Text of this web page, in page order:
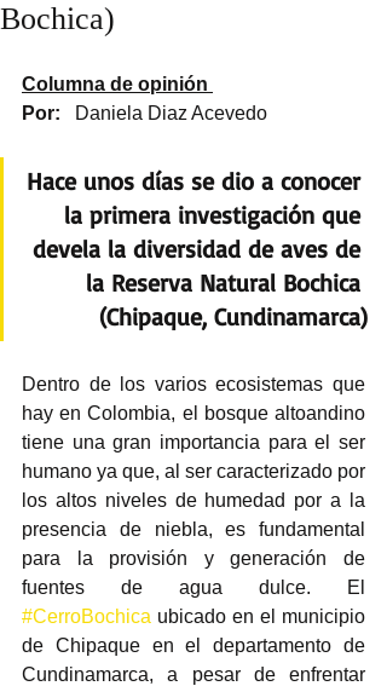
Bochica)
Columna de opinión
Por:
   Daniela Diaz Acevedo
Hace unos días se dio a conocer
la primera investigación que
devela la diversidad de aves de
la Reserva Natural Bochica
(Chipaque, Cundinamarca)
Dentro de los varios ecosistemas que
hay en Colombia, el bosque altoandino
tiene una gran importancia para el ser
humano ya que, al ser caracterizado por
los altos niveles de humedad por a la
presencia de niebla, es fundamental
para la provisión y generación de
#CerroBochica ubicado en el municipio
de Chipaque en el departamento de
Cundinamarca, a pesar de enfrentar